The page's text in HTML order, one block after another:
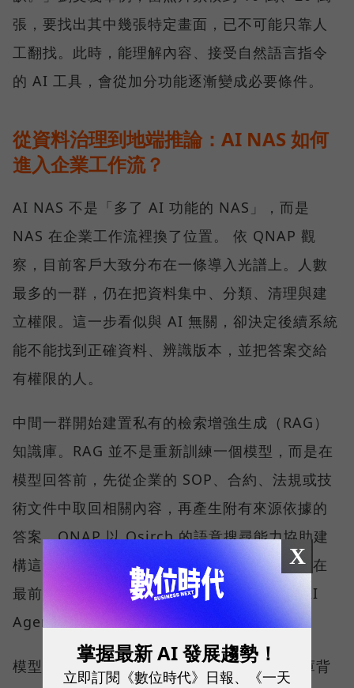
張，要找出其中幾張特定畫面，已不可能只靠人
工翻找。此時，能理解內容、接受自然語言指令
的 AI 工具，會從加分功能逐漸變成必要條件。
從資料治理到地端推論：AI NAS 如何
進入企業工作流？
AI NAS 不是「多了 AI 功能的 NAS」，而是
NAS 在企業工作流裡換了位置。 依 QNAP 觀
察，目前客戶大致分布在一條導入光譜上。人數
最多的一群，仍在把資料集中、分類、清理與建
立權限。這一步看似與 AI 無關，卻決定後續系統
能不能找到正確資料、辨識版本，並把答案交給
有權限的人。
中間一群開始建置私有的檢索增強生成（RAG）
知識庫。RAG 並不是重新訓練一個模型，而是在
模型回答前，先從企業的 SOP、合約、法規或技
術文件中取回相關內容，再產生附有來源依據的
答案。QNAP 以 Qsirch 的語意搜尋能力協助建
構這類應用，協助企業建立私有知識庫；而走在
最前面的少數企業，則已經嘗試地端推論與 AI
Agent。
模型的選擇權，QNAP 刻意留給客戶。知識庫背
X
掌握最新 AI 發展趨勢！
立即訂閱《數位時代》日報、《一天